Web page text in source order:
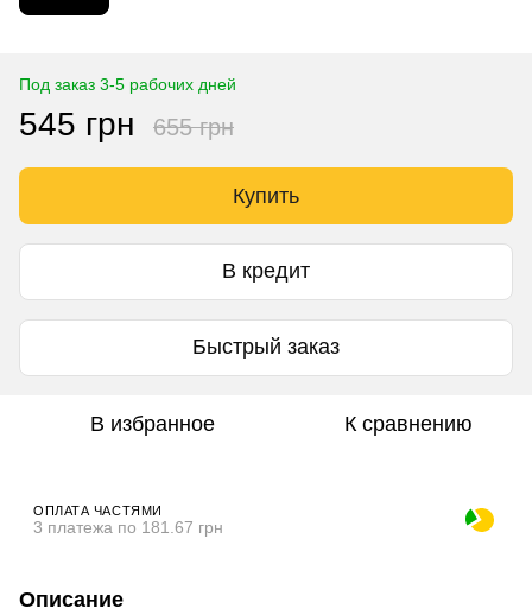
Под заказ 3-5 рабочих дней
545 грн 655 грн
Купить
В кредит
Быстрый заказ
В избранное К сравнению
ОПЛАТА ЧАСТЯМИ
3 платежа по 181.67 грн
Описание